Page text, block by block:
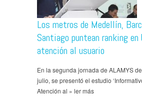
Los metros de Medellín,
Santiago puntean ranking en
atención al usuario
En la segunda jornada de ALAMYS
julio, se presentó el estudio
Atención al » ler más